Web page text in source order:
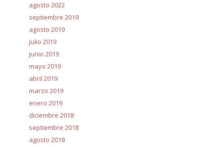
agosto 2022
septiembre 2019
agosto 2019
julio 2019
junio 2019
mayo 2019
abril 2019
marzo 2019
enero 2019
diciembre 2018
septiembre 2018
agosto 2018